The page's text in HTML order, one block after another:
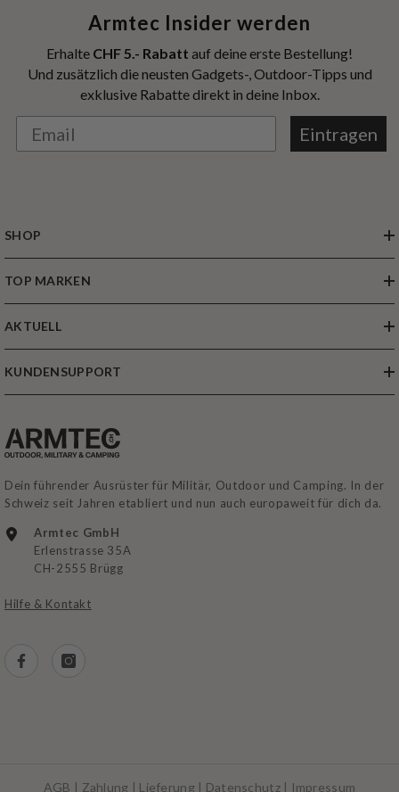
Armtec Insider werden
Erhalte CHF 5.- Rabatt auf deine erste Bestellung!
Und zusätzlich die neusten Gadgets-, Outdoor-Tipps und
exklusive Rabatte direkt in deine Inbox.
Eintragen
SHOP
TOP MARKEN
AKTUELL
KUNDENSUPPORT
Dein führender Ausrüster für Militär, Outdoor und Camping. In der
Schweiz seit Jahren etabliert und nun auch europaweit für dich da.
Armtec GmbH
Erlenstrasse 35A
CH-2555 Brügg
Hilfe & Kontakt
AGB | Zahlung | Lieferung | Datenschutz| Impressum